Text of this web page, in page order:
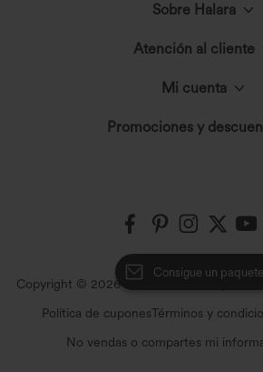
Consigue un
Sobre Halara
El círculo Halara
Events
Atención al cliente
Envíos y Aduanas
Política de
Preguntas frecuentes
Mi cuenta
Rastrea tu pedido
Información general
Promociones y
Copyright © 2026 Halara Política de
Política de cuponesTérminos y
No vendas o compartes mi